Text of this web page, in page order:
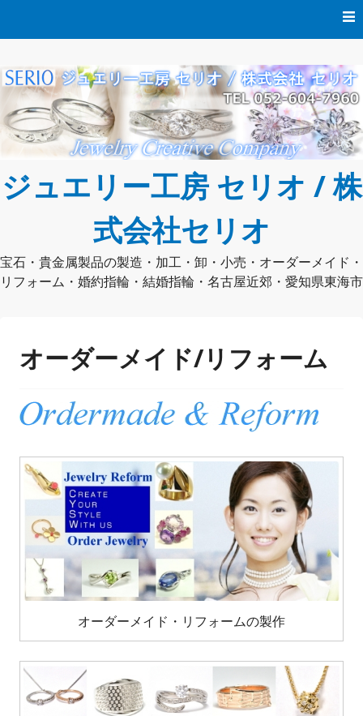
ン
ツ
へ
ス
キ
ジュエリー工房 セリオ / 株
式会社セリオ
宝石・貴金属製品の製造・加工・卸・小売・オーダーメイド・
リフォーム・婚約指輪・結婚指輪・名古屋近郊・愛知県東海市
オーダーメイド/リフォーム
オーダーメイド・リフォームの製作